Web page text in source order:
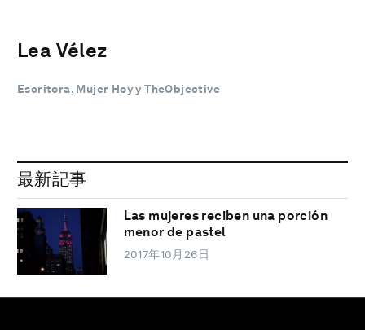
Lea Vélez
Escritora, Mujer Hoy y TheObjective
最新記事
Las mujeres reciben una porción
menor de pastel
2017年10月26日